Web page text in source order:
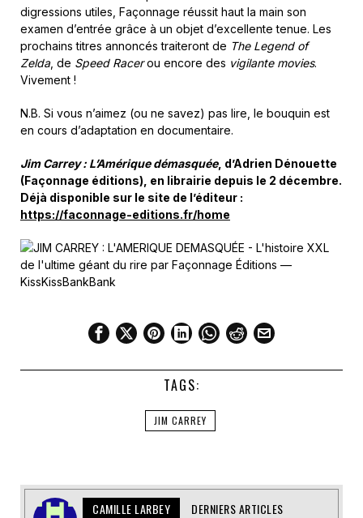
digressions utiles, Façonnage réussit haut la main son
examen d’entrée grâce à un objet d’excellente tenue. Les
prochains titres annoncés traiteront de The Legend of
Zelda, de Speed Racerou encore des vigilante movies.
Vivement !
N.B. Si vous n’aimez (ou ne savez) pas lire, le bouquin est
en cours d’adaptation en documentaire.
Jim Carrey : L’Amérique démasquée, d’Adrien Dénouette
(Façonnage éditions), en librairie depuis le 2 décembre.
Déjà disponible sur le site de l’éditeur :
https://faconnage-editions.fr/home
TAGS:
JIM CARREY
CAMILLE LARBEY DERNIERS ARTICLES